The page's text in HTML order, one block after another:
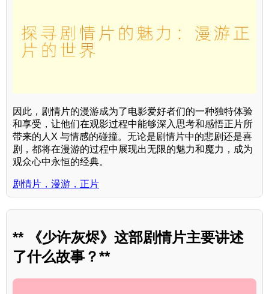
因此，剧情片的漫游成为了电影爱好者们的一种独特体验
和享受，让他们在观影过程中能够深入思考和感悟正片所
带来的人X 与情感的碰撞。无论是剧情片中的悲剧还是喜
剧，都将在漫游的过程中展现出无限的魅力和魔力，成为
观众心中永恒的经典。
剧情片，漫游，正片
** 《少许灰烬》这部剧情片主要讲述
了什么故事？**